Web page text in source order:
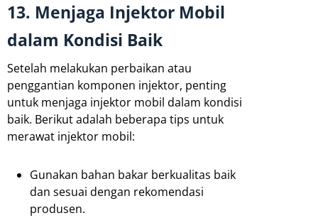
13. Menjaga Injektor Mobil
dalam Kondisi Baik
Setelah melakukan perbaikan atau
penggantian komponen injektor, penting
untuk menjaga injektor mobil dalam kondisi
baik. Berikut adalah beberapa tips untuk
merawat injektor mobil:
Gunakan bahan bakar berkualitas baik
dan sesuai dengan rekomendasi
produsen.